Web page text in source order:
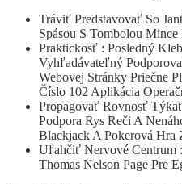
Tráviť Predstavovať So
Spásou S Tombolou Mince
Praktickosť : Posledný
Vyhľadávateľný
Webovej Stránky Priečne
Číslo 102 Aplikácia
Propagovať Rovnosť
Podpora Rys Reči A
Blackjack A Pokerová Hra
Uľahčiť Nervové Centrum
Thomas Nelson Page Pre